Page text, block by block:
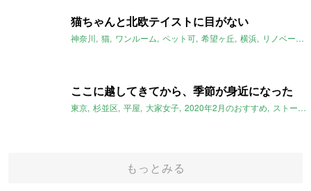
猫ちゃんと北欧テイストに目がない
神奈川 猫 ワンルーム ペット可 希望ヶ丘 横浜 リノベーション
ここに越してきてから、季節が身近になった
東京 杉並区 平屋 大家女子 2020年2月のおすすめ ストーリー
もっとみる